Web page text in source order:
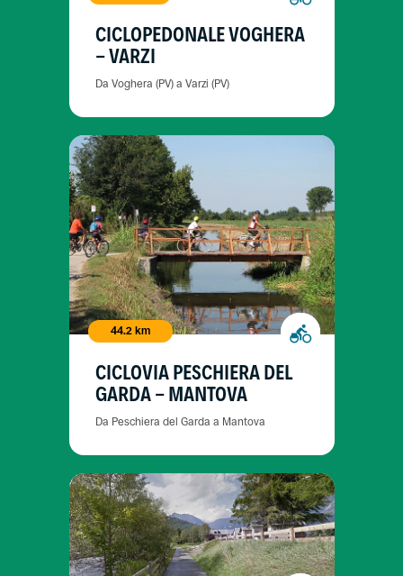
CICLOPEDONALE VOGHERA
- VARZI
Da Voghera (PV) a Varzi (PV)
44.2 km
CICLOVIA PESCHIERA DEL
GARDA - MANTOVA
Da Peschiera del Garda a Mantova